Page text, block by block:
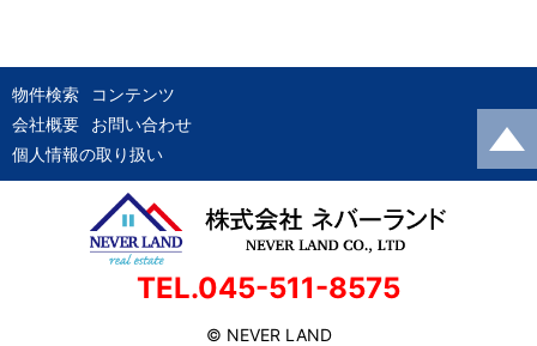
物件検索
コンテンツ
会社概要
お問い合わせ
個人情報の取り扱い
TEL.045-511-8575
© NEVER LAND